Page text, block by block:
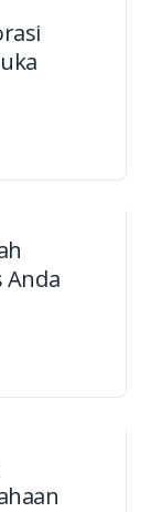
Anda